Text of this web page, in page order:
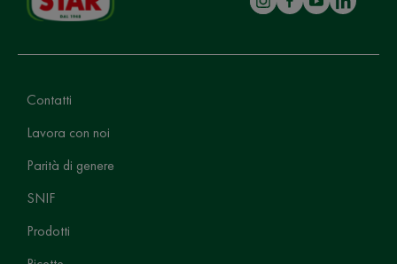
Contatti
Lavora con noi
Parità di genere
SNIF
Prodotti